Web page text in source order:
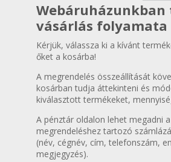
vásárlás folyamata
Kérjük, válassza ki a kívánt
őket a kosárba!
A megrendelés összeállítását
kosárban tudja áttekinteni és
kiválasztott termékeket,
A pénztár oldalon lehet megadni a
megrendeléshez tartozó
(név, cégnév, cím, telefonszám,
megjegyzés).